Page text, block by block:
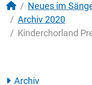
Neues im
Archiv 2020
Kinderchorland
Archiv